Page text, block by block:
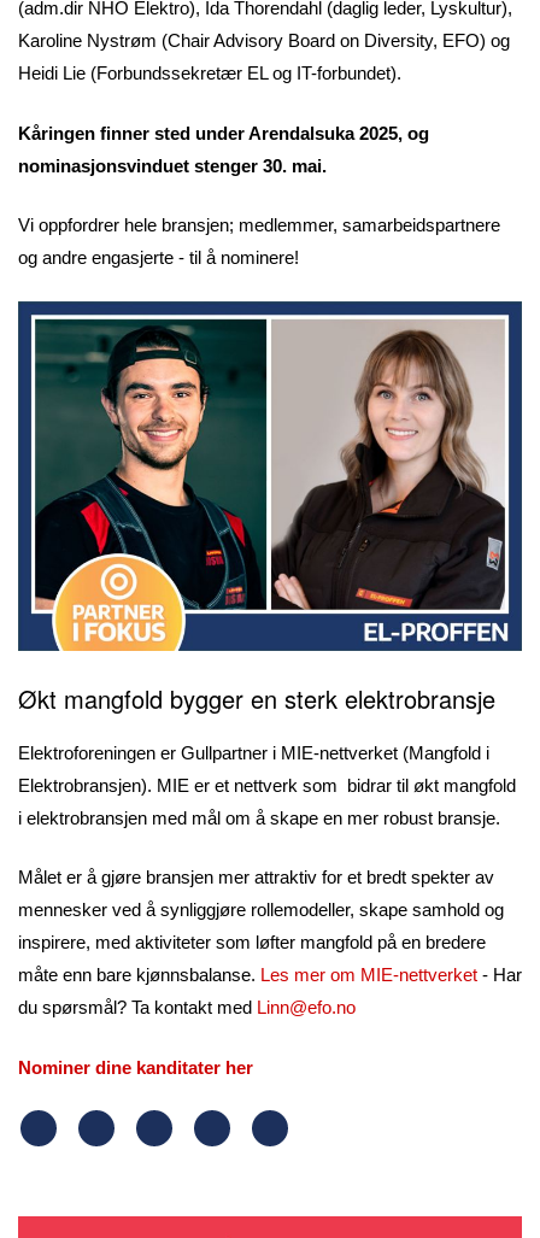
(adm.dir NHO Elektro), Ida Thorendahl (daglig leder, Lyskultur),
Karoline Nystrøm (Chair Advisory Board on Diversity, EFO) og
Heidi Lie (Forbundssekretær EL og IT-forbundet).
Kåringen finner sted under Arendalsuka 2025, og
nominasjonsvinduet stenger 30. mai.
Vi oppfordrer hele bransjen; medlemmer, samarbeidspartnere
og andre engasjerte - til å nominere!
Økt mangfold bygger en sterk elektrobransje
Elektroforeningen er Gullpartner i MIE-nettverket (Mangfold i
Elektrobransjen). ‍MIE er et nettverk som bidrar til økt mangfold
i elektrobransjen med mål om å skape en mer robust bransje.
Målet er å gjøre bransjen mer attraktiv for et bredt spekter av
mennesker ved å synliggjøre rollemodeller, skape samhold og
inspirere, med aktiviteter som løfter mangfold på en bredere
måte enn bare kjønnsbalanse. Les mer om MIE-nettverket - Har
du spørsmål? Ta kontakt med Linn@efo.no
Nominer dine kanditater her